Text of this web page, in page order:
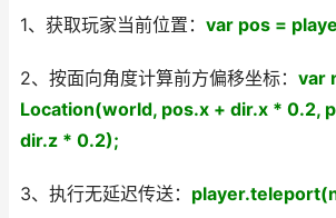
1、获取玩家当前位置： var pos =
2、按面向角度计算前方偏移坐标： var
Location(world, pos.x + dir.x * 0.2,
dir.z * 0.2);
3、执行无延迟传送：